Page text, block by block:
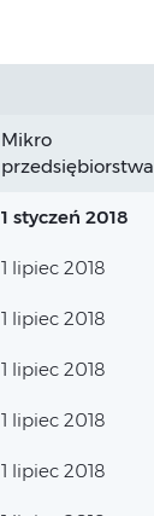
Mikro
przedsiębiorstwa
1 styczeń 2018
1 lipiec 2018
1 lipiec 2018
1 lipiec 2018
1 lipiec 2018
1 lipiec 2018